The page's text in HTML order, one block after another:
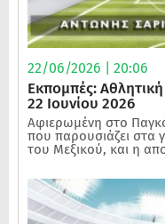
22/06/2026 | 20:06
Εκπομπές:
22 Ιουνίου 2026
Αφιερωμένη στο
που παρουσιάζει στα
του Μεξικού, και η